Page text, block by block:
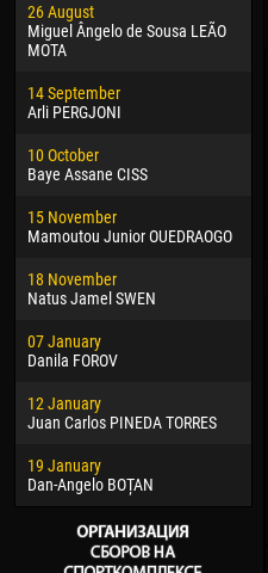
26 August
Miguel Ângelo de Sousa LEÃO
MOTA
14 September
Arli PERGJONI
10 October
Baye Assane CISS
15 November
Mamoutou Junior OUEDRAOGO
18 November
Natus Jamel SWEN
07 January
Danila FOROV
12 January
Juan Carlos PINEDA TORRES
19 January
Dan-Angelo BOȚAN